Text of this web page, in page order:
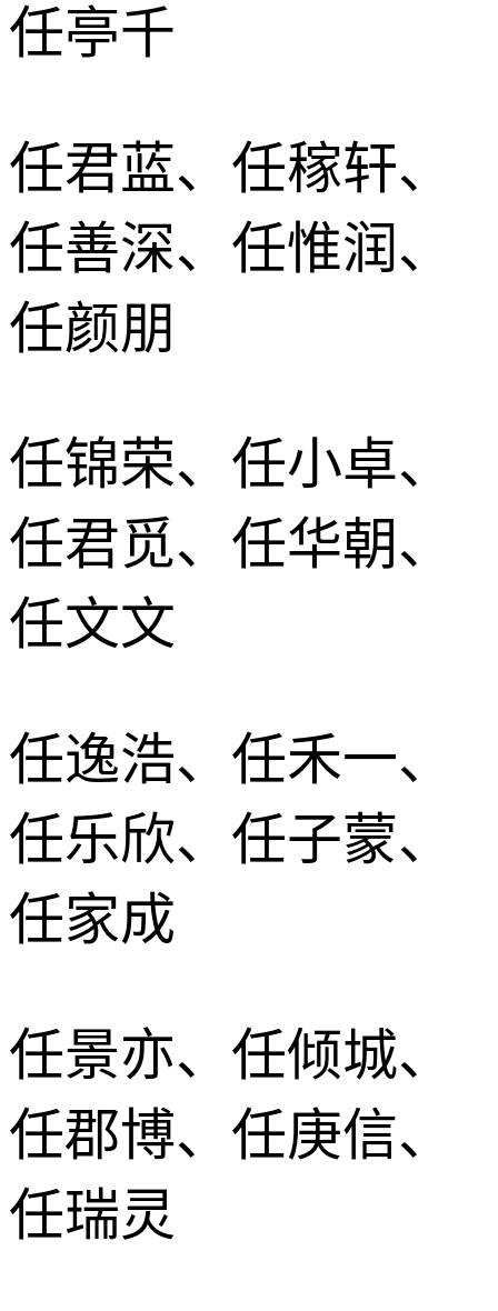
任亭千
任君蓝、任稼轩、
任善深、任惟润、
任颜朋
任锦荣、任小卓、
任君觅、任华朝、
任文文
任逸浩、任禾一、
任乐欣、任子蒙、
任家成
任景亦、任倾城、
任郡博、任庚信、
任瑞灵